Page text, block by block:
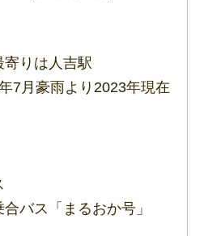
寄りは人吉駅
7月豪雨より2023年現在
バス「まるおか号」